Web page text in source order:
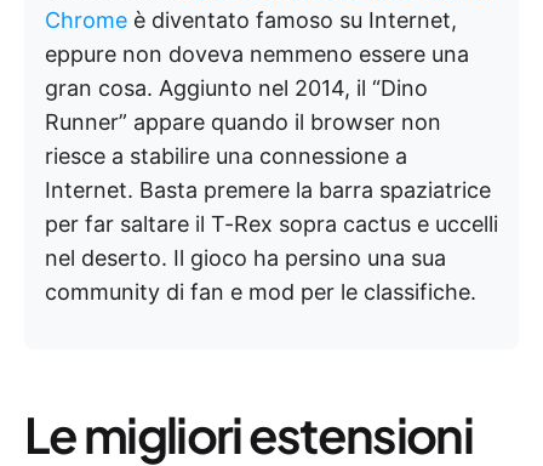
Chrome è diventato famoso su Internet,
eppure non doveva nemmeno essere una
gran cosa. Aggiunto nel 2014, il “Dino
Runner” appare quando il browser non
riesce a stabilire una connessione a
Internet. Basta premere la barra spaziatrice
per far saltare il T-Rex sopra cactus e uccelli
nel deserto. Il gioco ha persino una sua
community di fan e mod per le classifiche.
Le migliori estensioni